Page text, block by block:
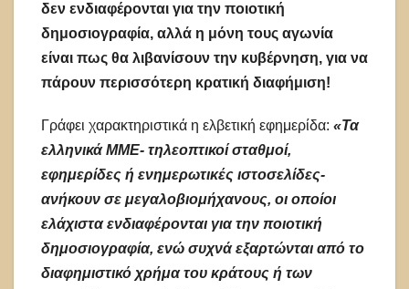
δεν ενδιαφέρονται για την ποιοτική
δημοσιογραφία, αλλά η μόνη τους αγωνία
είναι πως θα λιβανίσουν την κυβέρνηση, για να
πάρουν περισσότερη κρατική διαφήμιση!
Γράφει χαρακτηριστικά η ελβετική εφημερίδα: «Τα
ελληνικά ΜΜΕ- τηλεοπτικοί σταθμοί,
εφημερίδες ή ενημερωτικές ιστοσελίδες-
ανήκουν σε μεγαλοβιομήχανους, οι οποίοι
ελάχιστα ενδιαφέρονται για την ποιοτική
δημοσιογραφία, ενώ συχνά εξαρτώνται από το
διαφημιστικό χρήμα του κράτους ή των